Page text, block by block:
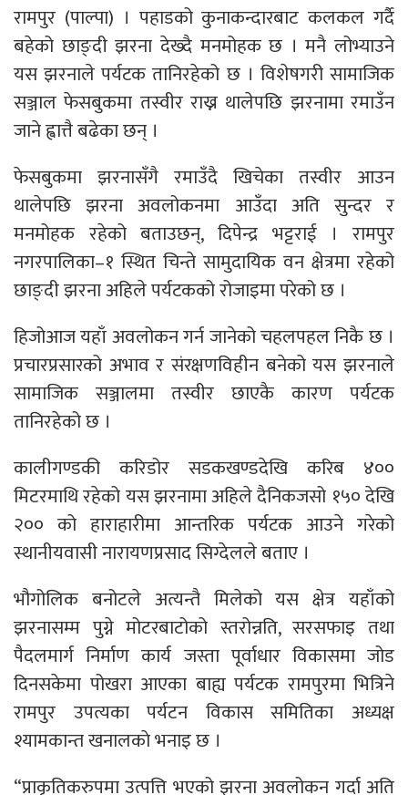
रामपुर (पाल्पा) । पहाडको कुनाकन्दारबाट कलकल गर्दै
बहेको छाङ्दी झरना देख्दै मनमोहक छ । मनै लोभ्याउने
यस झरनाले पर्यटक तानिरहेको छ । विशेषगरी सामाजिक
सञ्जाल फेसबुकमा तस्वीर राख्न थालेपछि झरनामा रमाउँन
जाने ह्वात्तै बढेका छन् ।
फेसबुकमा झरनासँगै रमाउँदै खिचेका तस्वीर आउन
थालेपछि झरना अवलोकनमा आउँदा अति सुन्दर र
मनमोहक रहेको बताउछन्, दिपेन्द्र भट्टराई । रामपुर
नगरपालिका–१ स्थित चिन्ते सामुदायिक वन क्षेत्रमा रहेको
छाङ्दी झरना अहिले पर्यटकको रोजाइमा परेको छ ।
हिजोआज यहाँ अवलोकन गर्न जानेको चहलपहल निकै छ ।
प्रचारप्रसारको अभाव र संरक्षणविहीन बनेको यस झरनाले
सामाजिक सञ्जालमा तस्वीर छाएकै कारण पर्यटक
तानिरहेको छ ।
कालीगण्डकी करिडोर सडकखण्डदेखि करिब ४००
मिटरमाथि रहेको यस झरनामा अहिले दैनिकजसो १५० देखि
२०० को हाराहारीमा आन्तरिक पर्यटक आउने गरेको
स्थानीयवासी नारायणप्रसाद सिग्देलले बताए ।
भौगोलिक बनोटले अत्यन्तै मिलेको यस क्षेत्र यहाँको
झरनासम्म पुग्ने मोटरबाटोको स्तरोन्नति, सरसफाइ तथा
पैदलमार्ग निर्माण कार्य जस्ता पूर्वाधार विकासमा जोड
दिनसकेमा पोखरा आएका बाह्य पर्यटक रामपुरमा भित्रिने
रामपुर उपत्यका पर्यटन विकास समितिका अध्यक्ष
श्यामकान्त खनालकाे भनाइ छ ।
“प्राकृतिकरुपमा उत्पत्ति भएको झरना अवलोकन गर्दा अति